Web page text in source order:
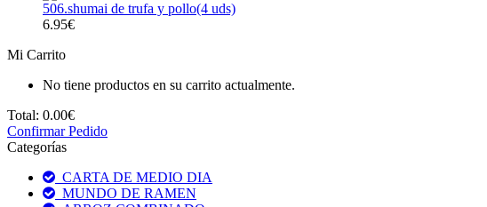
506.shumai de trufa y pollo(4 uds)
6.95€
Mi Carrito
No tiene productos en su carrito actualmente.
Total: 0.00€
Confirmar Pedido
Categorías
CARTA DE MEDIO DIA
MUNDO DE RAMEN